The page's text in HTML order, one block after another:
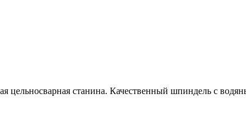
цельносварная станина. Качественный шпиндель с